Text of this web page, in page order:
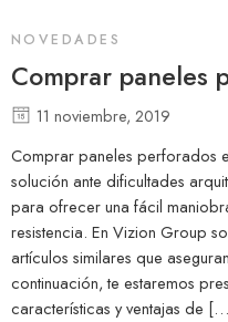
NOVEDADES
Comprar paneles
11 noviembre, 2019
Comprar paneles perforados
solución ante dificultades
para ofrecer una fácil
resistencia. En Vizion Group
artículos similares que
continuación, te estaremos
características y ventajas de